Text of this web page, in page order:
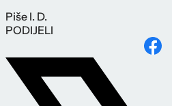
Piše I. D.
PODIJELI